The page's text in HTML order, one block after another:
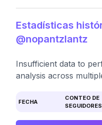
Estadísticas
@nopantzlantz
Insufficient data to
analysis across
FECHA
CONTEO DE
SEGUIDORES